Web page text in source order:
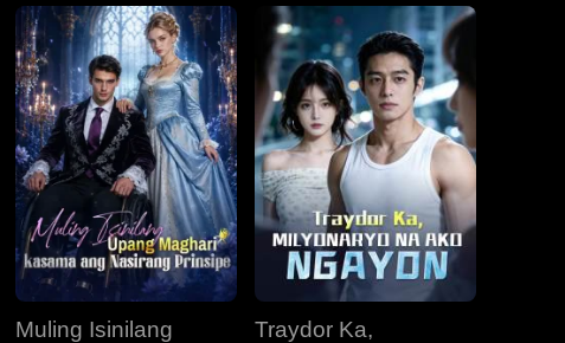
Muling Isinilang
Traydor Ka,